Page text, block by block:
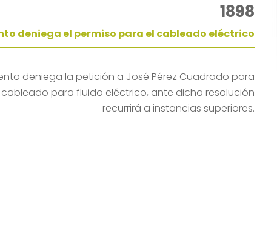
1898
deniega el permiso para el cableado eléctrico
deniega la petición a José Pérez Cuadrado para
para fluido eléctrico, ante dicha resolución
recurrirá a instancias superiores.